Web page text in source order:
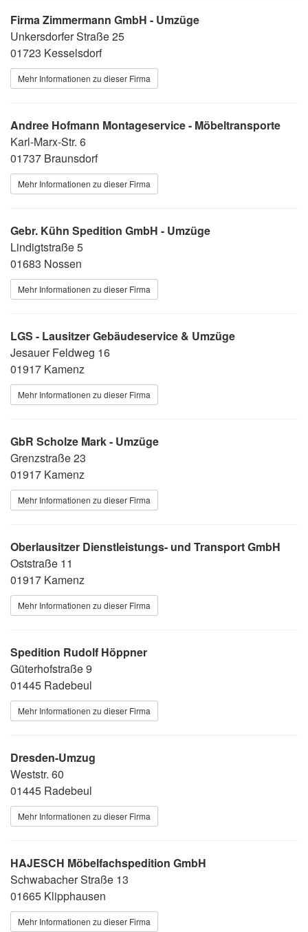
Firma Zimmermann GmbH - Umzüge
Unkersdorfer Straße 25
01723 Kesselsdorf
Mehr Informationen zu dieser Firma
Andree Hofmann Montageservice - Möbeltransporte
Karl-Marx-Str. 6
01737 Braunsdorf
Mehr Informationen zu dieser Firma
Gebr. Kühn Spedition GmbH - Umzüge
Lindigtstraße 5
01683 Nossen
Mehr Informationen zu dieser Firma
LGS - Lausitzer Gebäudeservice & Umzüge
Jesauer Feldweg 16
01917 Kamenz
Mehr Informationen zu dieser Firma
GbR Scholze Mark - Umzüge
Grenzstraße 23
01917 Kamenz
Mehr Informationen zu dieser Firma
Oberlausitzer Dienstleistungs- und Transport GmbH
Oststraße 11
01917 Kamenz
Mehr Informationen zu dieser Firma
Spedition Rudolf Höppner
Güterhofstraße 9
01445 Radebeul
Mehr Informationen zu dieser Firma
Dresden-Umzug
Weststr. 60
01445 Radebeul
Mehr Informationen zu dieser Firma
HAJESCH Möbelfachspedition GmbH
Schwabacher Straße 13
01665 Klipphausen
Mehr Informationen zu dieser Firma